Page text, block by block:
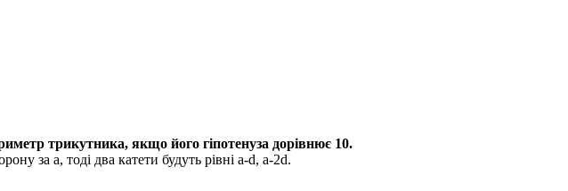
трикутника, якщо його гіпотенуза дорівнює 10.
за а, тоді два катети будуть рівні a-d, a-2d.